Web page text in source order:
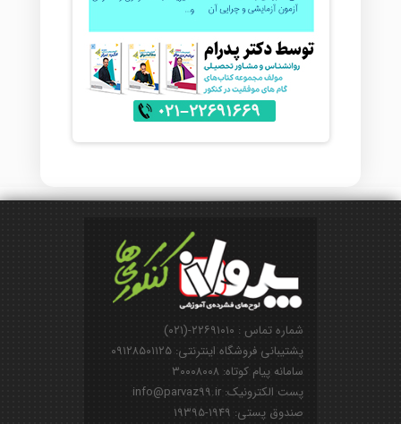
شماره تماس : ۲۲۶۹۱۰۱۰-(۰۲۱)
پشتیبانی فروشگاه اینترنتی: ۰۹۱۲۸۵۰۱۱۲۵
سامانه پیام کوتاه: ۳۰۰۰۸۰۰۸
پست الکترونیک: info@parvaz99.ir
صندوق پستی: ۱۹۴۹-۱۹۳۹۵